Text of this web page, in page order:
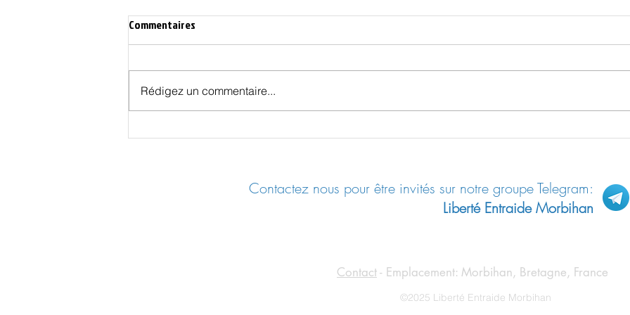
L’alarmisme autour du
D’éminents climatologues
La
Commentaires
Rédigez un commentaire...
Contactez nous pour être invités sur notre groupe Telegram:
Liberté Entraide Morbihan
Contact- Emplacement: Morbihan, Bretagne, France
©2025 Liberté Entraide Morbihan